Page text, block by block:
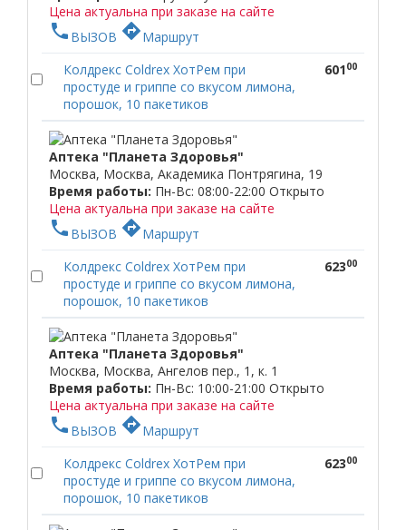
Цена актуальна при заказе на сайте
phone ВЫЗОВ directionsМаршрут
Колдрекс Coldrex ХотРем при
простуде и гриппе со вкусом лимона,
порошок, 10 пакетиков
60100
Аптека "Планета Здоровья"
Москва, Москва, Академика Понтрягина, 19
Время работы: Пн-Вс: 08:00-22:00 Открыто
Цена актуальна при заказе на сайте
phone ВЫЗОВ directionsМаршрут
Колдрекс Coldrex ХотРем при
простуде и гриппе со вкусом лимона,
порошок, 10 пакетиков
62300
Аптека "Планета Здоровья"
Москва, Москва, Ангелов пер., 1, к. 1
Время работы: Пн-Вс: 10:00-21:00 Открыто
Цена актуальна при заказе на сайте
phone ВЫЗОВ directionsМаршрут
Колдрекс Coldrex ХотРем при
простуде и гриппе со вкусом лимона,
порошок, 10 пакетиков
62300